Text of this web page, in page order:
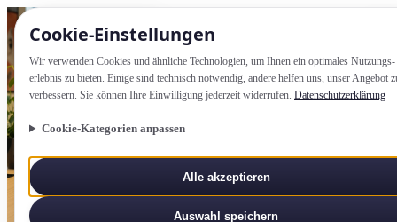
Cookie-Einstellung­en
Wir verwenden Cookies und ähnliche Technologien, um Ihnen ein optimales Nutzungs­
erlebnis zu bieten. Einige sind technisch notwendig, andere helfen uns, unser Angebot
verbessern. Sie können Ihre Einwilligung jederzeit widerrufen. Datenschutzerklärung
Cookie-Kategorien anpassen
Alle akzeptieren
Auswahl speichern